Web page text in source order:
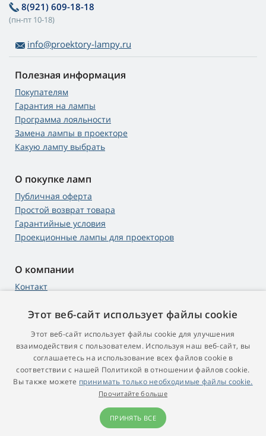
8(921) 609-18-18
(пн-пт 10-18)
info@proektory-lampy.ru
Полезная информация
Покупателям
Гарантия на лампы
Программа лояльности
Замена лампы в проекторе
Какую лампу выбрать
О покупке ламп
Публичная оферта
Простой возврат товара
Гарантийные условия
Проекционные лампы для проекторов
О компании
Контакт
4,9score
545 reviews
© 2009 - 2026 Proektory-Lampy.ru
Этот веб-сайт использует файлы cookie
Этот веб-сайт использует файлы cookie для улучшения
взаимодействия с пользователем. Используя наш веб-сайт, вы
соглашаетесь на использование всех файлов cookie в
соответствии с нашей Политикой в ​​отношении файлов cookie.
Вы также можете принимать только необходимые файлы cookie.
Прочитайте больше
ПРИНЯТЬ ВСЕ